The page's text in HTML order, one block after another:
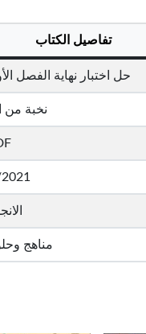
تفاصيل الكتاب
حل اختبار نهاية الفصل
نخبة من
مناهج